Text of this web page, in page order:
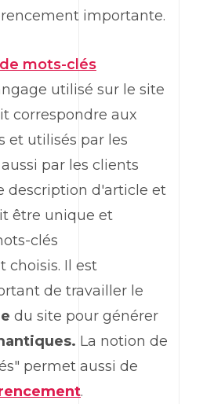
importante.
mots-clés
utilisé sur le site
correspondre aux
et utilisés par les
par les clients
description d'article et
être unique et
clés
choisis. Il est
de travailler le
du site pour générer
La notion de
permet aussi de
.